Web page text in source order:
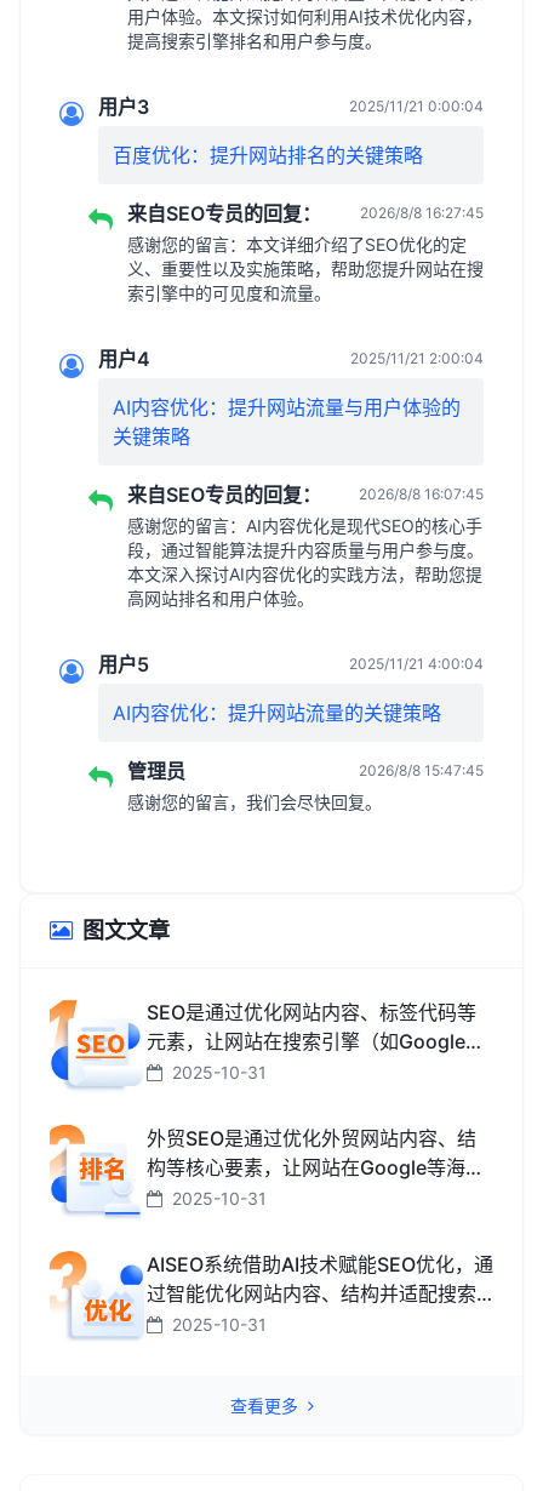
用户体验。本文探讨如何利用AI技术优化内容，
提高搜索引擎排名和用户参与度。
用户3 2025/11/21 0:00:04
百度优化：提升网站排名的关键策略
来自SEO专员的回复： 2026/8/8 16:27:45
感谢您的留言：本文详细介绍了SEO优化的定
义、重要性以及实施策略，帮助您提升网站在搜
索引擎中的可见度和流量。
用户4 2025/11/21 2:00:04
AI内容优化：提升网站流量与用户体验的
关键策略
来自SEO专员的回复： 2026/8/8 16:07:45
感谢您的留言：AI内容优化是现代SEO的核心手
段，通过智能算法提升内容质量与用户参与度。
本文深入探讨AI内容优化的实践方法，帮助您提
高网站排名和用户体验。
用户5 2025/11/21 4:00:04
AI内容优化：提升网站流量的关键策略
管理员 2026/8/8 15:47:45
感谢您的留言，我们会尽快回复。
图文文章
SEO是通过优化网站内容、标签代码等
元素，让网站在搜索引擎（如Google、
百度、搜狗、必应）中排名更靠前，从
2025-10-31
外贸SEO是通过优化外贸网站内容、结
构等核心要素，让网站在Google等海外
搜索引擎中排名靠前，获取海外精准流
2025-10-31
AISEO系统借助AI技术赋能SEO优化，通
过智能优化网站内容、结构并适配搜索
引擎规则，助力网站快速提升排名，从
2025-10-31
查看更多